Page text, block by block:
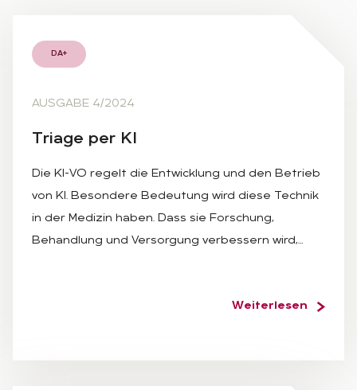
DA+
AUSGABE 4/2024
Tria­ge per KI
Die KI-VO regelt die Entwicklung und den Betrieb
von KI. Besondere Bedeutung wird diese Technik
in der Medizin haben. Dass sie Forschung,
Behandlung und Versorgung verbessern wird,…
Weiterlesen